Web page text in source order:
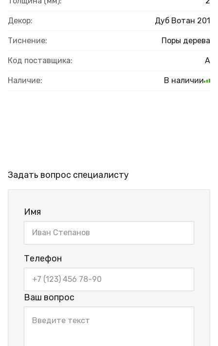
Декор: Дуб Вотан 201
Тиснение: Поры дерева
Код поставщика: А
Наличие: В наличии
Задать вопрос специалисту
Имя
Телефон
Ваш вопрос